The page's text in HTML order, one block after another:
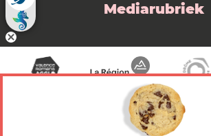
Mediarubriek